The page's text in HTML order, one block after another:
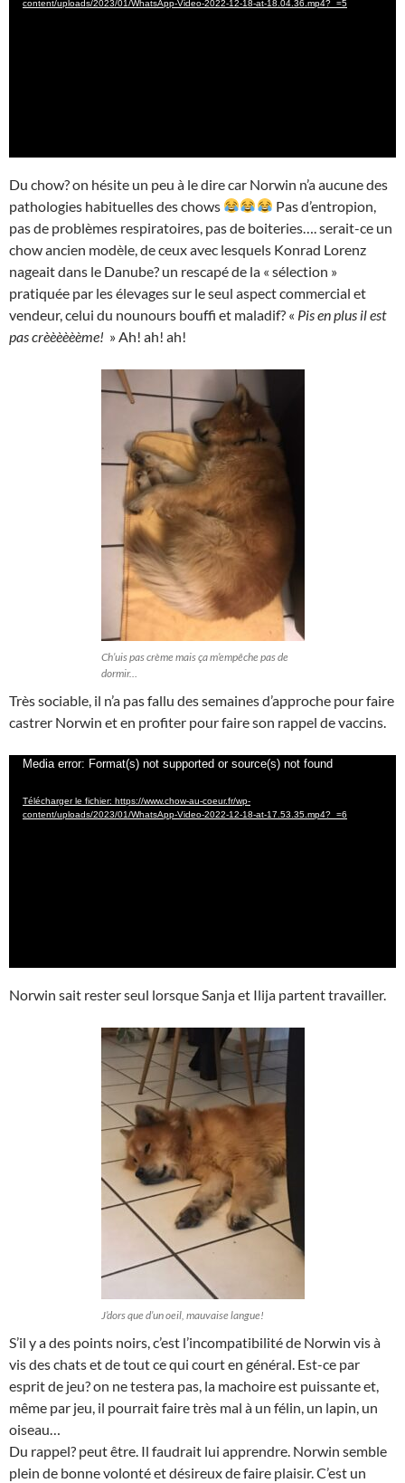
content/uploads/2023/01/WhatsApp-Video-2022-12-18-at-18.04.36.mp4?_=5
Du chow? on hésite un peu à le dire car Norwin n’a aucune des
pathologies habituelles des chows
Pas d’entropion,
pas de problèmes respiratoires, pas de boiteries…. serait-ce un
chow ancien modèle, de ceux avec lesquels Konrad Lorenz
nageait dans le Danube? un rescapé de la « sélection »
pratiquée par les élevages sur le seul aspect commercial et
vendeur, celui du nounours bouffi et maladif? « Pis en plus il est
pas crèèèèèème! » Ah! ah! ah!
Ch’uis pas crème mais ça m’empêche pas de
dormir…
Très sociable, il n’a pas fallu des semaines d’approche pour faire
castrer Norwin et en profiter pour faire son rappel de vaccins.
Lecteur
Media error: Format(s) not supported or source(s) not found
Télécharger le fichier: https://www.chow-au-coeur.fr/wp-
content/uploads/2023/01/WhatsApp-Video-2022-12-18-at-17.53.35.mp4?_=6
Norwin sait rester seul lorsque Sanja et Ilija partent travailler.
J’dors que d’un oeil, mauvaise langue!
S’il y a des points noirs, c’est l’incompatibilité de Norwin vis à
vis des chats et de tout ce qui court en général. Est-ce par
esprit de jeu? on ne testera pas, la machoire est puissante et,
même par jeu, il pourrait faire très mal à un félin, un lapin, un
oiseau…
Du rappel? peut être. Il faudrait lui apprendre. Norwin semble
plein de bonne volonté et désireux de faire plaisir. C’est un